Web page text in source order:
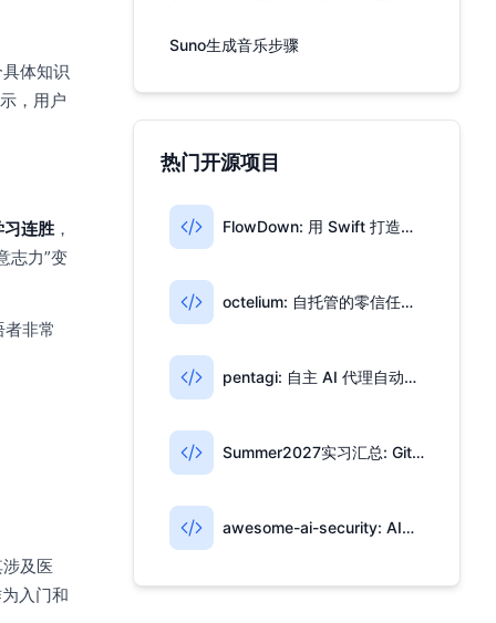
体知识
，用户
习连胜 ，
志力”变
非常
及医
入门和
Suno生成音乐步骤
热门开源项目
FlowDown: 用 Swift 打造的开源 AI 写作与翻译工具
octelium: 自托管的零信任访问与 AI 网关一体平台
pentagi: 自主 AI 代理自动化渗透测试
Summer2027实习汇总: GitHub 高星实习信息仓库
awesome-ai-security: AI安全开源资源合集